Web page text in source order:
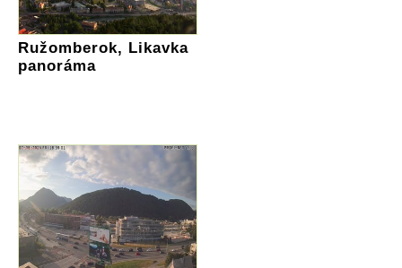
Ružomberok, Likavka
panoráma